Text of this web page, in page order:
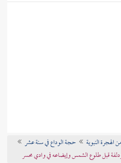
النبوية
حجة الوداع في سنة عشر
قبل طلوع الشمس وإيضاعه في وادي محسر